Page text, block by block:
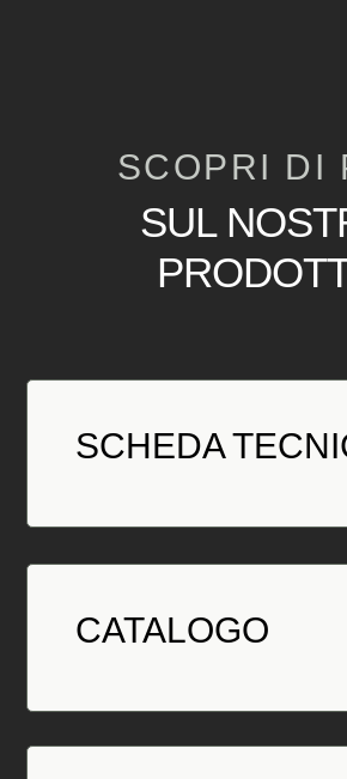
SCOPRI DI
SUL
SCHEDA
CATALOGO